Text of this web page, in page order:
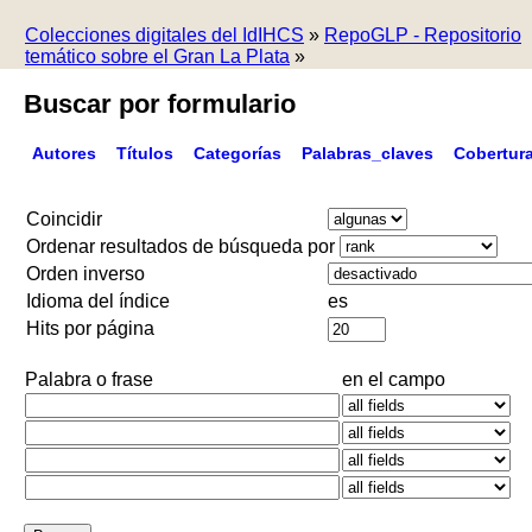
Colecciones digitales del IdIHCS » RepoGLP - Repositorio
temático sobre el Gran La Plata »
Buscar por formulario
Autores Títulos Categorías Palabras_claves
Coincidir
Ordenar resultados de búsqueda por
Orden inverso
Idioma del índice
es
Hits por página
Palabra o frase en el campo